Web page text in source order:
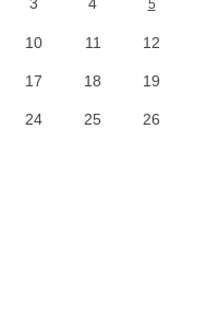
3 4 5
10 11 12
17 18 19
24 25 26